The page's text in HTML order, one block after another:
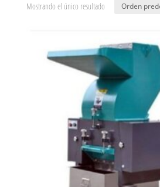
Mostrando el único resultado